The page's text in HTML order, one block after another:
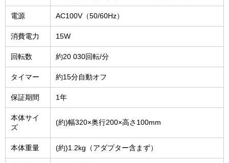
電源 AC100V（50/60Hz）
消費電力 15W
回転数 約20 030回転/分
タイマー 約15分自動オフ
保証期間 1年
本体サイ
ズ
(約)幅320×奥行200×高さ100mm
本体重量 (約)1.2kg（アダプター含まず）